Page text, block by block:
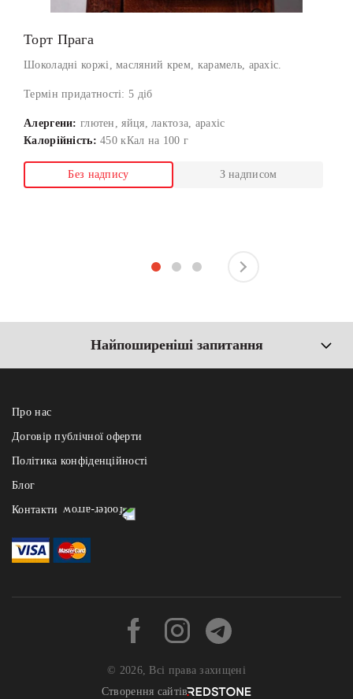
Торт Прага
Шоколадні коржі, масляний крем, карамель, арахіс.
Термін придатності: 5 діб
Алергени: глютен, яйця, лактоза, арахіс
Калорійність: 450 кКал на 100 г
Без надпису З надписом
Найпоширеніші запитання
Про нас
Договір публічної оферти
Політика конфіденційності
Блог
Контакти
+38 067 736 83 72
© 2026, Всі права захищені
Створення сайтів REDSTONE